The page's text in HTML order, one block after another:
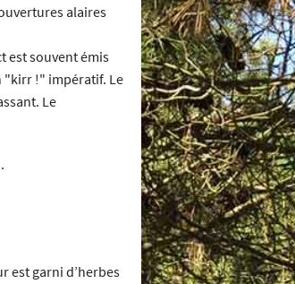
alaires
est souvent émis
"kirr !" impératif. Le
Le
est garni d’herbes